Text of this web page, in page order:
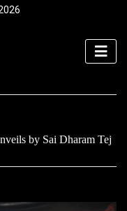
by Sai Dharam Tej